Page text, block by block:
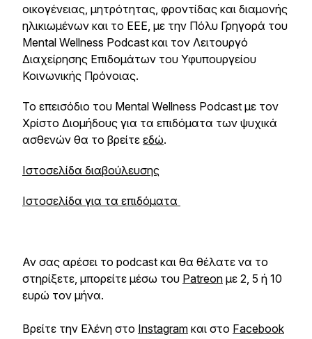
οικογένειας, μητρότητας, φροντίδας και διαμονής
ηλικιωμένων και το ΕΕΕ, με την Πόλυ Γρηγορά του
Mental Wellness Podcast και τον Λειτουργό
Διαχείρησης Επιδομάτων του Υφυπουργείου
Κοινωνικής Πρόνοιας.
Το επεισόδιο του Mental Wellness Podcast με τον
Χρίστο Διομήδους για τα επιδόματα των ψυχικά
ασθενών θα το βρείτε εδώ.
Ιστοσελίδα διαβούλευσης
Ιστοσελίδα για τα επιδόματα
Αν σας αρέσει το podcast και θα θέλατε να το
στηρίξετε, μπορείτε μέσω του Patreon με 2, 5 ή 10
ευρώ τον μήνα.
Βρείτε την Ελένη στο Instagram και στο Facebook